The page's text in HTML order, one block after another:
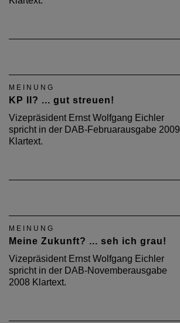
MEINUNG
KP II? ... gut streuen!
Vizepräsident Ernst Wolfgang Eichler
spricht in der DAB-Februarausgabe 2009
Klartext.
MEINUNG
Meine Zukunft? ... seh ich grau!
Vizepräsident Ernst Wolfgang Eichler
spricht in der DAB-Novemberausgabe
2008 Klartext.